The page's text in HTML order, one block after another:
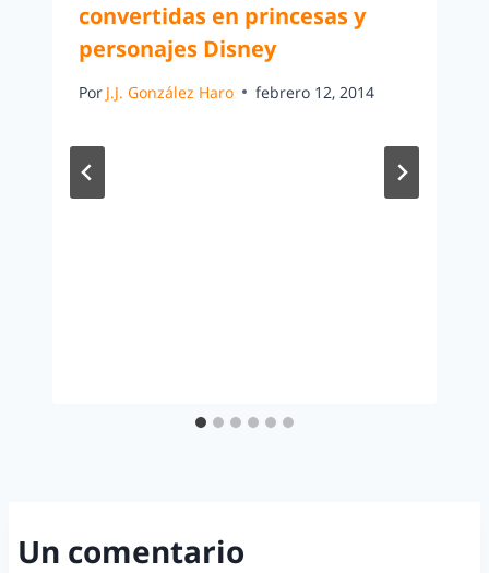
convertidas en princesas y
personajes Disney
Por J.J. González Haro febrero 12, 2014
Un comentario